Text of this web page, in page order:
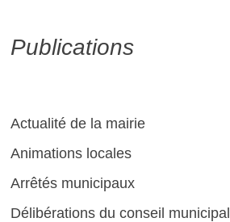
Publications
Actualité de la mairie
Animations locales
Arrêtés municipaux
Délibérations du conseil municipal